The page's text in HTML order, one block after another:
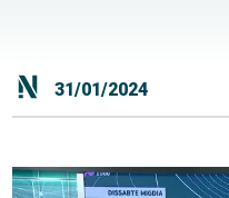
31/01/2024